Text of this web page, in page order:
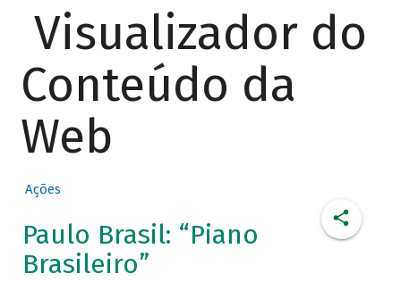
Visualizador do
Conteúdo da
Web
Ações
Paulo Brasil: “Piano
Brasileiro”